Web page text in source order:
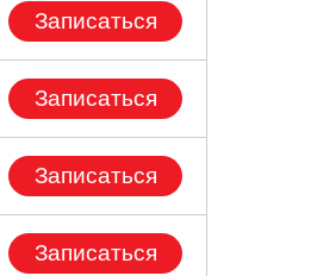
Записаться
Записаться
Записаться
Записаться